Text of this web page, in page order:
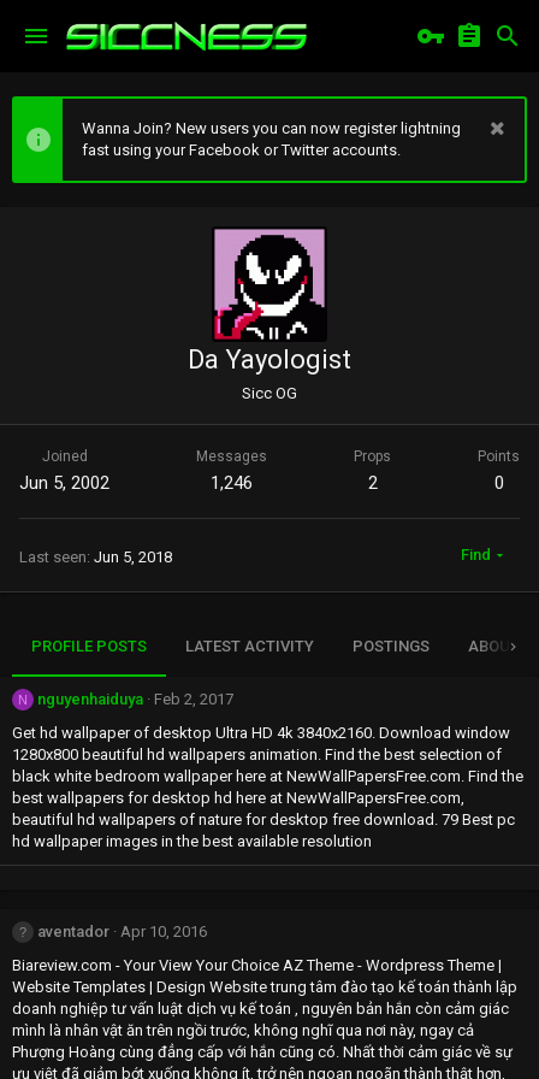
Wanna Join? New users you can now register lightning
fast using your Facebook or Twitter accounts.
Da Yayologist
Sicc OG
Joined
Jun 5, 2002
Messages
1,246
Props
2
Points
0
Last seen Jun 5, 2018 Find
PROFILE POSTS LATEST ACTIVITY POSTINGS ABOUT
N nguyenhaiduya
Feb 2, 2017
Get hd wallpaper of desktop Ultra HD 4k 3840x2160. Download window
1280x800 beautiful hd wallpapers animation. Find the best selection of
black white bedroom wallpaper here at NewWallPapersFree.com. Find the
best wallpapers for desktop hd here at NewWallPapersFree.com,
beautiful hd wallpapers of nature for desktop free download. 79 Best pc
hd wallpaper images in the best available resolution
aventador
Apr 10, 2016
Biareview.com - Your View Your Choice AZ Theme - Wordpress Theme |
Website Templates | Design Website trung tâm đào tạo kế toán thành lập
doanh nghiệp tư vấn luật dịch vụ kế toán , nguyên bản hắn còn cảm giác
mình là nhân vật ăn trên ngồi trước, không nghĩ qua nơi này, ngay cả
Phượng Hoàng cùng đẳng cấp với hắn cũng có. Nhất thời cảm giác về sự
ưu việt đã giảm bớt xuống không ít, trở nên ngoan ngoãn thành thật hơn,